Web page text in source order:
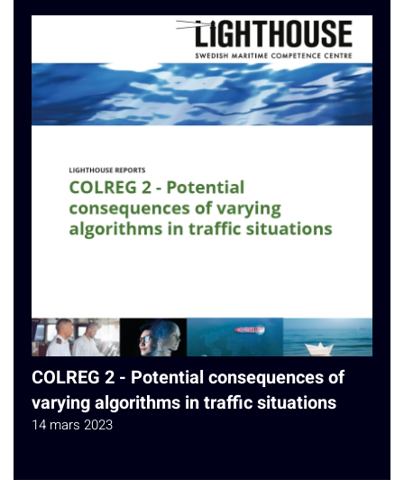
COLREG 2 - Potential consequences of
varying algorithms in traffic situations
14 mars 2023